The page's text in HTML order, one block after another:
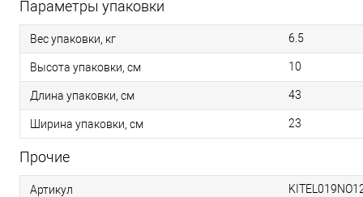
Параметры упаковки
Вес упаковки, кг 6.5
Высота упаковки, см 10
Длина упаковки, см 43
Ширина упаковки, см 23
Прочие
Артикул